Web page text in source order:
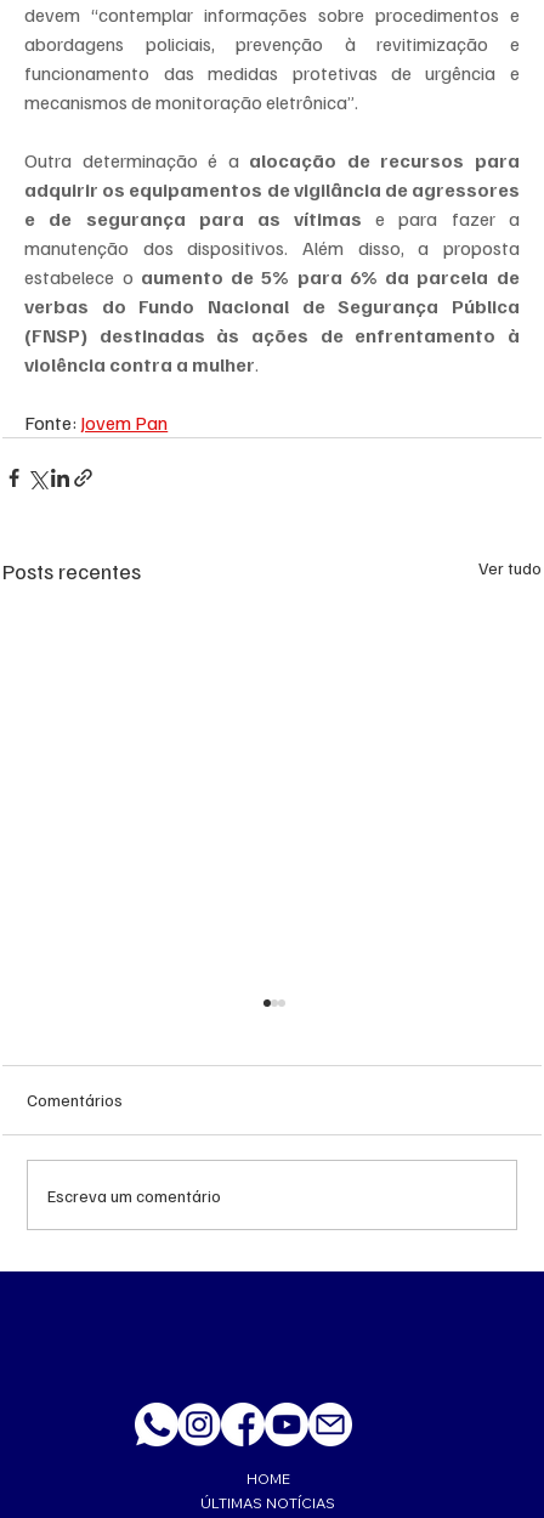
devem “contemplar informações sobre procedimentos e
abordagens policiais, prevenção à revitimização e
funcionamento das medidas protetivas de urgência e
mecanismos de monitoração eletrônica”.
Outra determinação é a alocação de recursos para
adquirir os equipamentos de vigilância de agressores
e de segurança para as vítimas e para fazer a
manutenção dos dispositivos. Além disso, a proposta
estabelece o aumento de 5% para 6% da parcela de
verbas do Fundo Nacional de Segurança Pública
(FNSP) destinadas às ações de enfrentamento à
violência contra a mulher.
Fonte: Jovem Pan
Posts recentes Ver tudo
Comentários
Escreva um comentário
HOME
ÚLTIMAS NOTÍCIAS